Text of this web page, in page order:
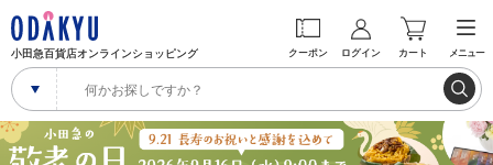
小田急百貨店オンラインショッピング クーポン ログイン カート メニュー